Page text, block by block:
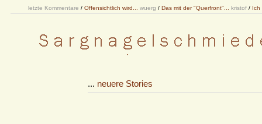
letzte Kommentare / Offensichtlich wird... wuerg / Das mit der "Querfront"... kristof / Ich
... neuere Stories